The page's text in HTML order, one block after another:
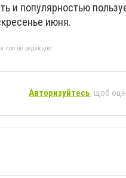
и популярностью
июня.
про це редакцію
Авторизуйтесь, щоб